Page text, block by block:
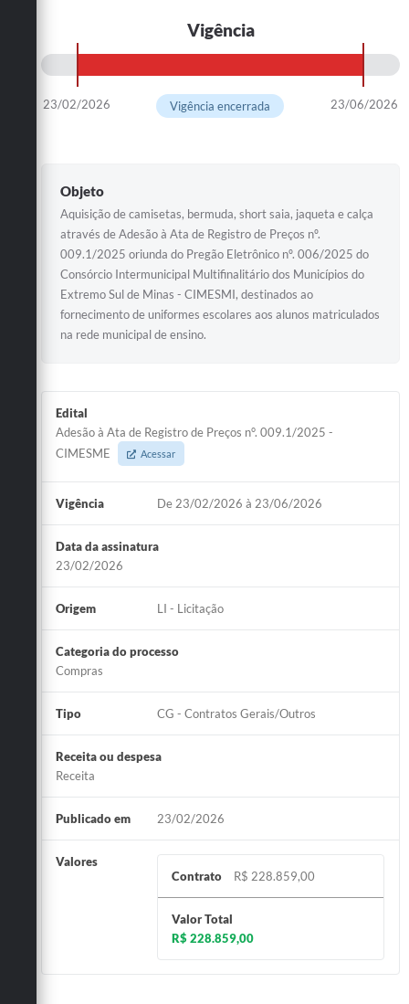
Vigência
23/02/2026 23/06/2026
Vigência encerrada
Objeto
Aquisição de camisetas, bermuda, short saia, jaqueta e calça
através de Adesão à Ata de Registro de Preços nº.
009.1/2025 oriunda do Pregão Eletrônico nº. 006/2025 do
Consórcio Intermunicipal Multifinalitário dos Municípios do
Extremo Sul de Minas - CIMESMI, destinados ao
fornecimento de uniformes escolares aos alunos matriculados
na rede municipal de ensino.
Edital
Adesão à Ata de Registro de Preços n°. 009.1/2025 -
CIMESME
Acessar
Vigência De 23/02/2026 à 23/06/2026
Data da assinatura
23/02/2026
Origem LI - Licitação
Categoria do processo
Compras
Tipo CG - Contratos Gerais/Outros
Receita ou despesa
Receita
Publicado em 23/02/2026
Valores
Contrato
R$ 228.859,00
Valor Total
R$ 228.859,00